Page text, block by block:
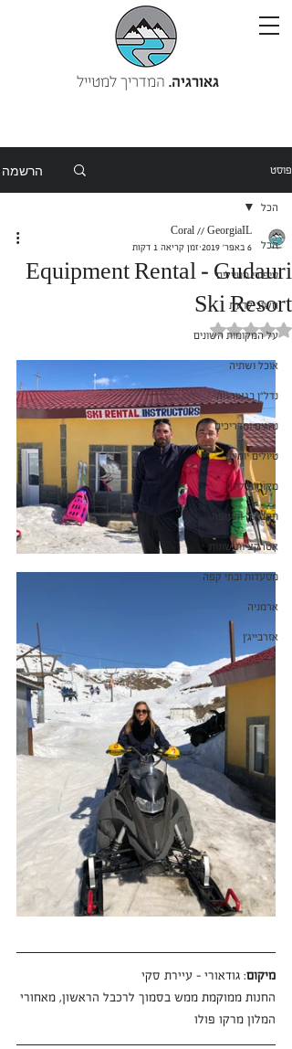
גאורגיה. המדריך למטייל
פוסט הרשמה
הכל
סיפורי מטיילים
חשוב לדעת
על המקומות השונים
אוכל ושתיה
נדל"ן בגאורגיה
נהגים ומדריכים
טיולים יומיים
מקומות לינה
תחבורה ותעופה
אטרקציות שונות
מסעדות ובתי קפה
ארמניה
אזרבייג'ן
הכל
Equipment Rental - Gudauri
Ski Resort
Coral // GeorgiaIL
6 באפר׳ 2019
זמן קריאה 1 דקות
דירוג של NaN מתוך 5 כוכבים
מיקום: גודאורי - עיירת סקי
החנות ממוקמת ממש בסמוך לרכבל הראשון, מאחורי
המלון מרקו פולו